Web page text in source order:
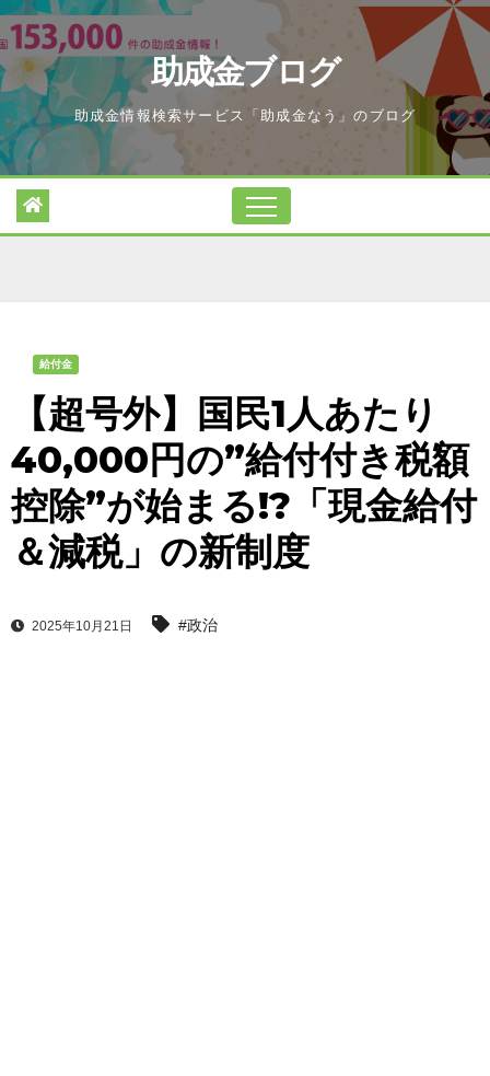
Skip
to
content
助成金ブログ
助成金情報検索サービス「助成金なう」のブログ
給付金
【超号外】国民1人あたり
40,000円の”給付付き税額
控除”が始まる!?「現金給付
＆減税」の新制度
2025年10月21日 #政治